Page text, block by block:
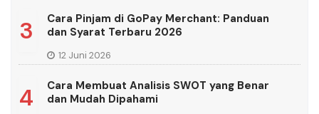
3
Cara Pinjam di GoPay Merchant: Panduan
dan Syarat Terbaru 2026
12 Juni 2026
4
Cara Membuat Analisis SWOT yang Benar
dan Mudah Dipahami